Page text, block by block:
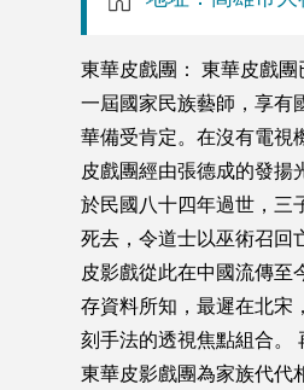
東華皮戲團： 東華皮戲
一屆國家民族藝師，享有
華備受肯定。在沒有電視
皮戲團經由張德成的發揚
於民國八十四年過世，三
死去，令道士以巫術召回
皮影戲從此在中國流傳至
存資料所知，最遲在北宋
刻手法的透視焦點組合。
東華皮影戲團為家族代代